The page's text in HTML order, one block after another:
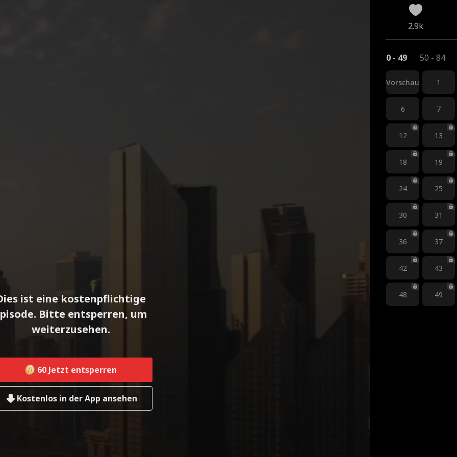
ist eine kostenpflichtige
Bitte entsperren, um
weiterzusehen.
60 Jetzt entsperren
Kostenlos in der App ansehen
2.9k
0 - 49 50 - 84
Vorschau 1
6 7
12 13
18 19
24 25
30 31
36 37
42 43
48 49